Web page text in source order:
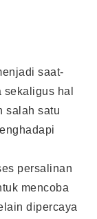
saat-
hal
salah satu
persalinan
mencoba
dipercaya